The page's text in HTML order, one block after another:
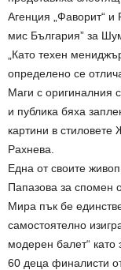
Агенция „Фаворит“ и
мис България” за
„Като техен
определено се
Маги с оригиналния
и публика бяха
картини в стиловете
Рахнева.
Една от своите
Папазова за спомен
Мира пък бе
самостоятелно
модерен балет“
60 деца финалисти